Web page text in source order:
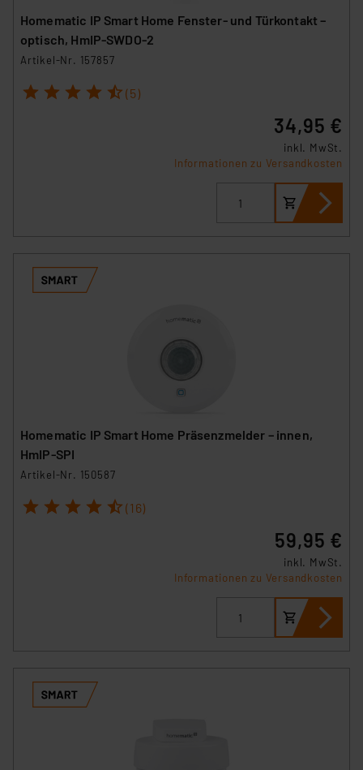
Homematic IP Smart Home Fenster- und Türkontakt –
optisch, HmIP-SWDO-2
Artikel-Nr. 157857
1 2 3 4 5 (5)
34,95 €
inkl. MwSt.
Informationen zu Versandkosten
Homematic IP Smart Home Präsenzmelder – innen,
HmIP-SPI
Artikel-Nr. 150587
1 2 3 4 5 (16)
59,95 €
inkl. MwSt.
Informationen zu Versandkosten